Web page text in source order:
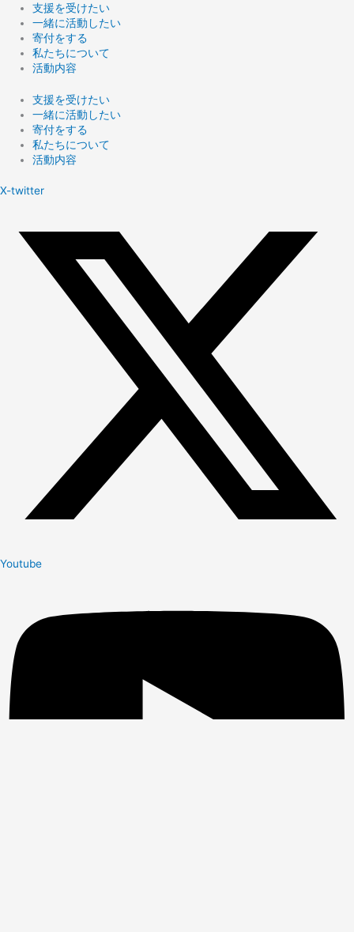
支援を受けたい
一緒に活動したい
寄付をする
私たちについて
活動内容
支援を受けたい
一緒に活動したい
寄付をする
私たちについて
活動内容
X-twitter
Youtube